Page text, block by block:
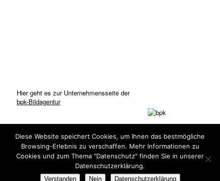
Hier geht es zur Unternehmensseite der
bpk-Bildagentur
© Copyright: bpk-Bildagentur 2020
Diese Website speichert Cookies, um Ihnen das bestmögliche
Browsing-Erlebnis zu verschaffen. Mehr Informationen zu
Cookies und zum Thema "Datenschutz" finden Sie in unserer
Datenschutzerklärung.
Verstanden Nein Datenschutzerklärung